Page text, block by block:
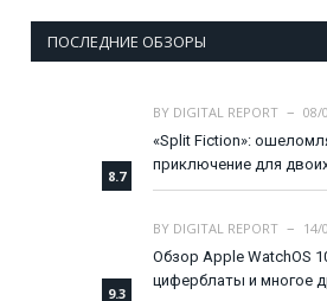
ПОСЛЕДНИЕ ОБЗОРЫ
8.7
BY DIGITAL REPORT
08/
«Split Fiction»:
приключение для
9.3
BY DIGITAL REPORT
14/
Обзор Apple WatchOS
циферблаты и многое